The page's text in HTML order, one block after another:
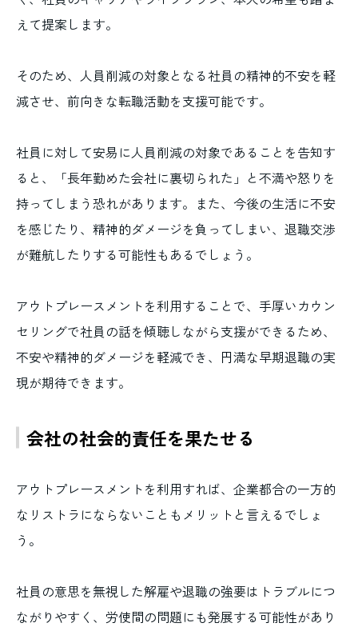
えて提案します。
そのため、人員削減の対象となる社員の精神的不安を軽
減させ、前向きな転職活動を支援可能です。
社員に対して安易に人員削減の対象であることを告知す
ると、「長年勤めた会社に裏切られた」と不満や怒りを
持ってしまう恐れがあります。また、今後の生活に不安
を感じたり、精神的ダメージを負ってしまい、退職交渉
が難航したりする可能性もあるでしょう。
アウトプレースメントを利用することで、手厚いカウン
セリングで社員の話を傾聴しながら支援ができるため、
不安や精神的ダメージを軽減でき、円満な早期退職の実
現が期待できます。
会社の社会的責任を果たせる
アウトプレースメントを利用すれば、企業都合の一方的
なリストラにならないこともメリットと言えるでしょ
う。
社員の意思を無視した解雇や退職の強要はトラブルにつ
ながりやすく、労使間の問題にも発展する可能性があり